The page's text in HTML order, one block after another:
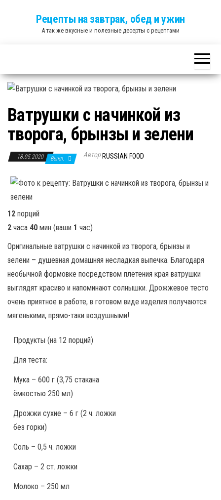
Рецепты на завтрак, обед и ужин
А так же вкусные и полезные десерты с рецептами
Ватрушки с начинкой из
творога, брынзы и зелени
18.05.2020 Выкл. Автор RUSSIAN FOOD
12 порций
2 часа 40 мин (ваши 1 час)
Оригинальные ватрушки с начинкой из творога, брынзы и
зелени – душевная домашняя несладкая выпечка. Благодаря
необычной формовке посредством плетения края ватрушки
выглядят красиво и напоминают солнышки. Дрожжевое тесто
очень приятное в работе, в готовом виде изделия получаются
мягенькими, прямо-таки воздушными!
Продукты (на 12 порций)
Для теста:
Мука – 600 г (3,75 стакана
ёмкостью 250 мл)
Дрожжи сухие – 6 г (2 ч. ложки
без горки)
Соль – 0,5 ч. ложки
Сахар – 2 ст. ложки
Молоко – 250 мл